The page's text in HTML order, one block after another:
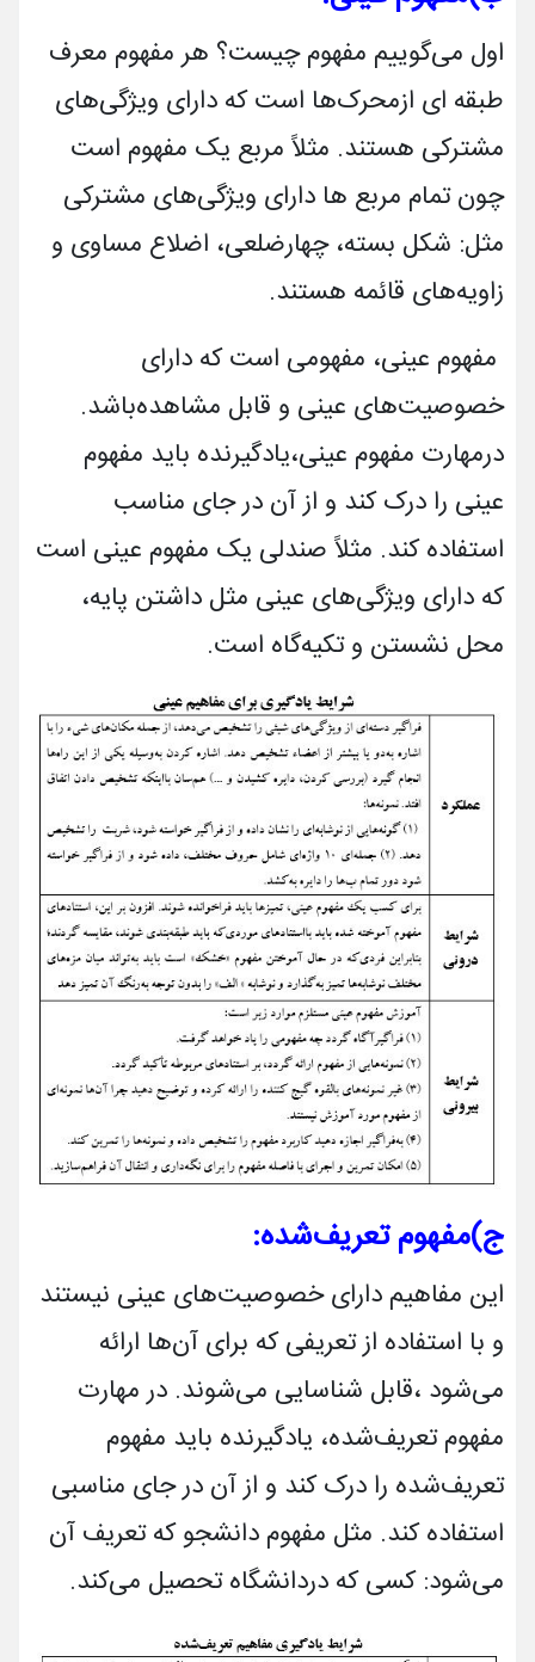
اول می­‌گوییم مفهوم چیست؟ هر مفهوم معرف
طبقه ­ای ازمحرک­‌ها است که دارای ویژگی‌های
مشترکی هستند. مثلاً مربع یک مفهوم است
چون تمام مربع ها دارای ویژگی‌های مشترکی
مثل: شکل بسته، چهارضلعی، اضلاع مساوی و
زاویه‌های قائمه هستند.
مفهوم عینی، مفهومی است که دارای
خصوصیت‌های عینی و قابل‌ مشاهده‌باشد.
درمهارت مفهوم عینی،یادگیرنده باید مفهوم
عینی را درک کند و از آن در جای مناسب
استفاده کند. مثلاً صندلی یک مفهوم عینی است
که دارای ویژگی‌های عینی مثل داشتن پایه،
محل نشستن و تکیه‌گاه است.
ج)مفهومتعریف‌شده:
این مفاهیم دارای خصوصیت‌های عینی نیستند
و با استفاده از تعریفی که برای آن‌ها ارائه
می‌شود ،قابل‌ شناسایی می‌شوند. در مهارت
مفهوم تعریف‌شده، یادگیرنده باید مفهوم
تعریف‌شده را درک کند و از آن در جای مناسبی
استفاده کند. مثل مفهوم دانشجو که تعریف آن
می‌شود: کسی که دردانشگاه تحصیل می‌کند.